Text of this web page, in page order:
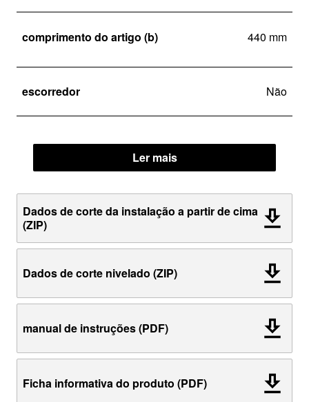
comprimento do artigo (b) 440 mm
escorredor Não
Ler mais
Dados de corte da instalação a partir de cima
(ZIP)
Dados de corte nivelado (ZIP)
manual de instruções (PDF)
Ficha informativa do produto (PDF)